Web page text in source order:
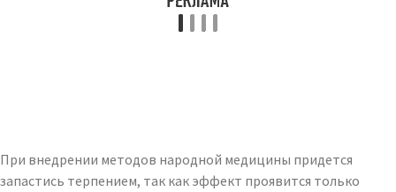
При внедрении методов народной медицины придется
запастись терпением, так как эффект проявится только